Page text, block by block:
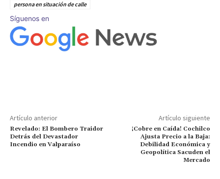
persona en situación de calle
Síguenos en
Artículo anterior
Revelado: El Bombero Traidor
Detrás del Devastador
Incendio en Valparaíso
Artículo siguiente
¡Cobre en Caída! Cochilco
Ajusta Precio a la Baja:
Debilidad Económica y
Geopolítica Sacuden el
Mercado